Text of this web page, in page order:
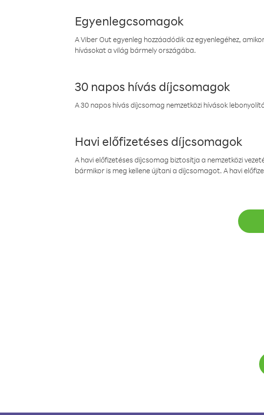
Egyenlegcsomagok
A Viber Out egyenleg hozzáadódik az egyenlegéhez,
hívásokat a világ bármely országába.
30 napos hívás díjcsomagok
A 30 napos hívás díjcsomag nemzetközi hívások
Havi előfizetéses díjcsomagok
A havi előfizetéses díjcsomag biztosítja a nemzetközi
bármikor is meg kellene újítani a díjcsomagot. A havi